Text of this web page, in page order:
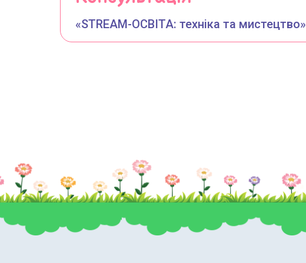
«STREAM-ОСВІТА: техніка та мистецтво»